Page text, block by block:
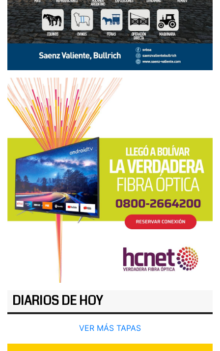
DIARIOS DE HOY
VER MÁS TAPAS